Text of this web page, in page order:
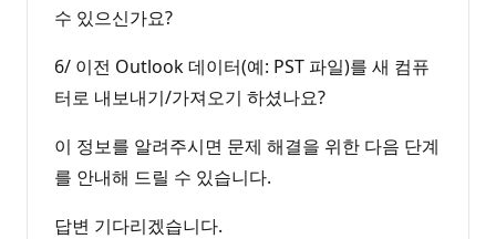
수 있으신가요?
6/ 이전 Outlook 데이터(예: PST 파일)를 새 컴퓨
터로 내보내기/가져오기 하셨나요?
이 정보를 알려주시면 문제 해결을 위한 다음 단계
를 안내해 드릴 수 있습니다.
답변 기다리겠습니다.